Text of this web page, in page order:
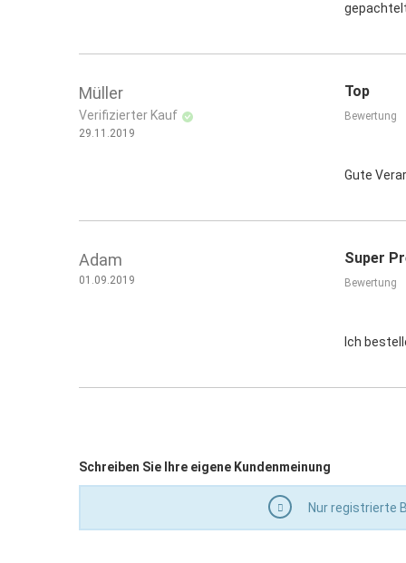
Müller
Verifizierter Kauf
29.11.2019
Top
Bewertung
Gute
Adam
01.09.2019
Super
Bewertung
Ich
Schreiben Sie Ihre eigene Kundenmeinung
Nur registrierte